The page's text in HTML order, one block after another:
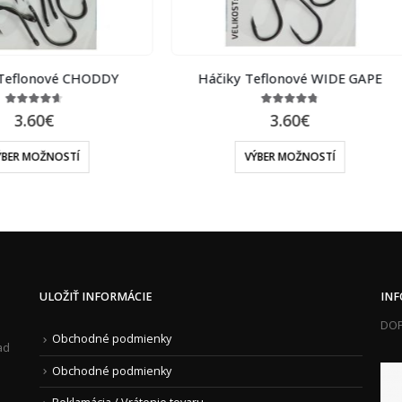
Teflonové WIDE GAPE
4.75
3.60
VÝBER MOŽNOSTÍ
Korálky na rýchlu výmenu
Quick Change – hnedé
2.80€
PRIDAŤ DO KOŠÍKA
ULOŽIŤ INFORMÁCIE
Obchodné podmienky
Obchodné podmienky